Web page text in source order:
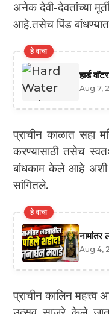
अनेक देवी-देवतांच्या
आहे.तसेच पिंड
हे वाचा
हार्ड
Aug 7,
प्राचीन काळात सहा
करण्यासाठी तसेच
बांधकाम केले आहे अशी
सांगितले.
हे वाचा
नामांतर
Aug 4,
प्राचीन कालिन महत्त्व